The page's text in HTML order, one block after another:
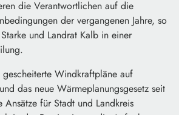
die Verantwortlichen auf die
der vergangenen Jahre, so
und Landrat Kalb in einer
Windkraftpläne auf
das neue Wärmeplanungsgesetz seit
für Stadt und Landkreis